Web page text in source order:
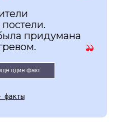
придумана
один факт
факты